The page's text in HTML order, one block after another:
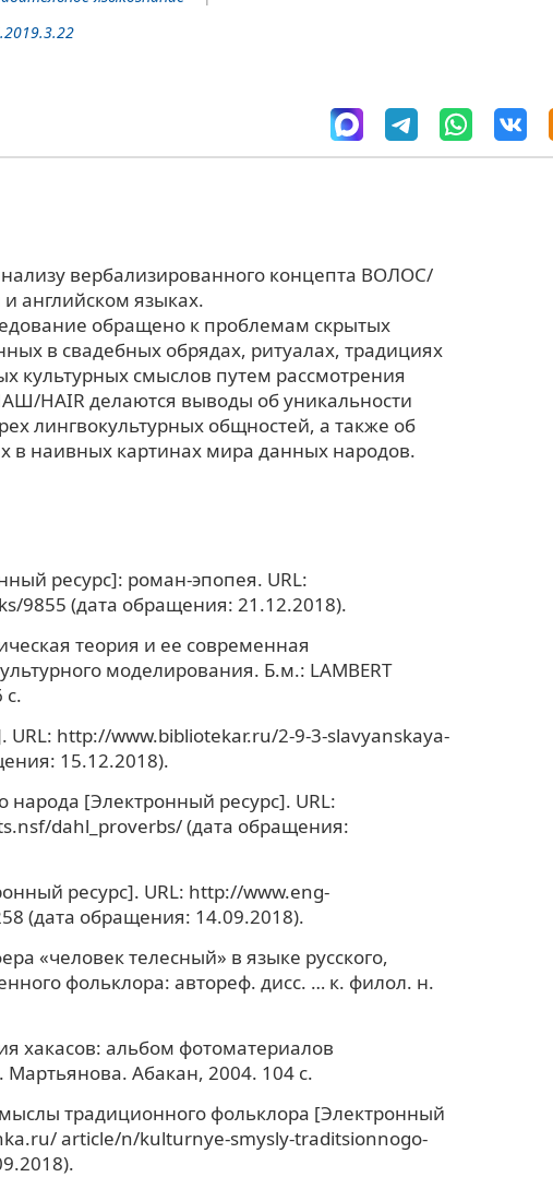
вербализированного концепта ВОЛОС/
английском языках.
обращено к проблемам скрытых
в свадебных обрядах, ритуалах, традициях
культурных смыслов путем рассмотрения
HAIR делаются выводы об уникальности
лингвокультурных общностей, а также об
в наивных картинах мира данных народов.
ресурс]: роман-эпопея. URL:
9855 (дата обращения: 21.12.2018).
теория и ее современная
моделирования. Б.м.: LAMBERT
с.
http://www.bibliotekar.ru/2-9-3-slavyanskaya-
15.12.2018).
народа [Электронный ресурс]. URL:
dahl_proverbs/ (дата обращения:
ресурс]. URL: http://www.eng-
(дата обращения: 14.09.2018).
«человек телесный» в языке русского,
фольклора: автореф. дисс. … к. филол. н.
хакасов: альбом фотоматериалов
Абакан, 2004. 104 с.
традиционного фольклора [Электронный
article/n/kulturnye-smysly-traditsionnogo-